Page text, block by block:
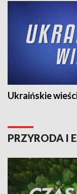
Ukraińskie
PRZYRODA I